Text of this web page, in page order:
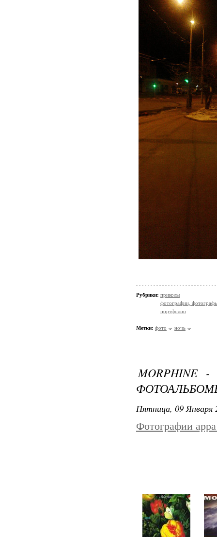
Рубрики: приколы
фотографии,
портфолио
Метки: фото ночь
Пятница, 09 Января
Фотографии